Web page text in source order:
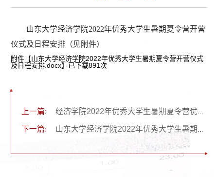
山东大学经济学院2022年优秀大学生暑期夏令营开营
仪式及日程安排（见附件）
附件【​山东大学经济学院2022年优秀大学生暑期夏令营开营仪式
及日程安排.docx】已下载891 次
上一篇: 经济学院2022年优秀大学生暑期夏令营优秀营员名单
下一篇: 山东大学经济学院2022年优秀大学生暑期夏令营入营通知